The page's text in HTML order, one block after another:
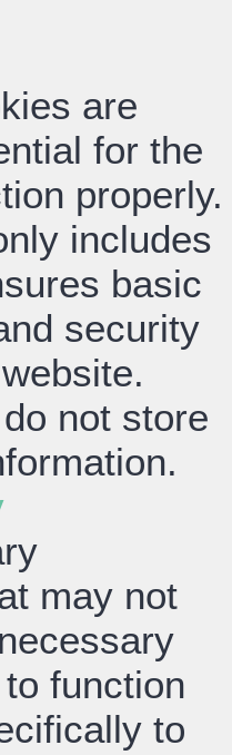
are
for the
properly.
includes
basic
security
not store
may not
function
to